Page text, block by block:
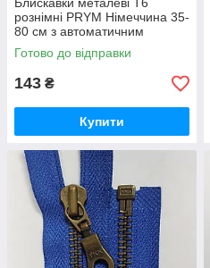
Блискавки металеві Т6
рознімні PRYM Німеччина 35-
80 см з автоматичним
фіксатором різні кольори
Готово до відправки
143 ₴
Купити